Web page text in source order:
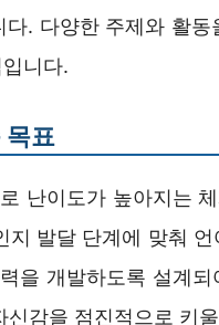
. 다양한 주제와 활
니다.
목표
난이도가 높아지는
발달 단계에 맞춰
을 개발하도록 설계
감을 점진적으로 키